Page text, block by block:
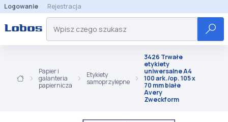
Logowanie Rejestracja
Papier i
galanteria
papiernicza
Etykiety
samoprzylepne
3426 Trwałe
etykiety
uniwersalne A4
100 ark./op. 105 x
70 mm białe
Avery
Zweckform